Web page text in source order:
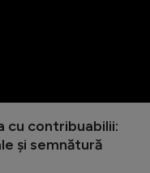
cu contribuabilii:
și semnătură